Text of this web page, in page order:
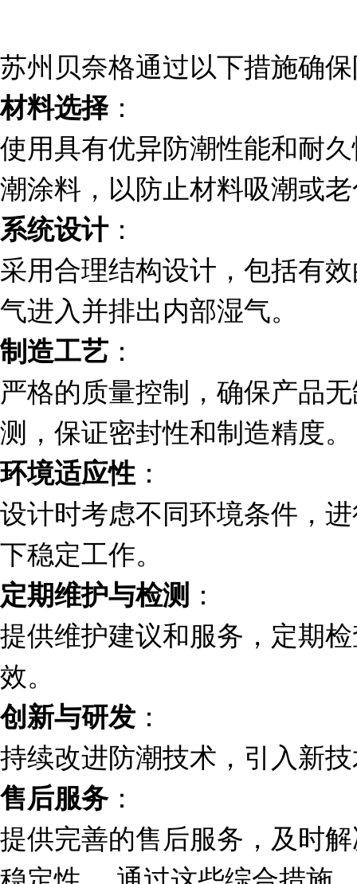
苏州贝奈格通过以下措施确
材料选择：
使用具有优异防潮性能和耐
潮涂料，以防止材料吸潮或
系统设计：
采用合理结构设计，包括有
气进入并排出内部湿气。
制造工艺 ：
严格的质量控制，确保产品
测，保证密封性和制造精度。
环境适应性：
设计时考虑不同环境条件，
下稳定工作。
定期维护与检测 ：
提供维护建议和服务，定期
效。
创新与研发 ：
持续改进防潮技术，引入新
售后服务：
提供完善的售后服务，及时